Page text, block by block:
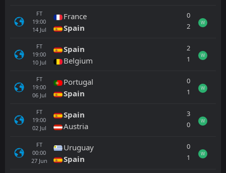
FT
19:00
14 Jul
France
Spain
0
2
W
FT
19:00
10 Jul
Spain
Belgium
2
1
W
FT
19:00
06 Jul
Portugal
Spain
0
1
W
FT
19:00
02 Jul
Spain
Austria
3
0
W
FT
00:00
27 Jun
Uruguay
Spain
0
1
W